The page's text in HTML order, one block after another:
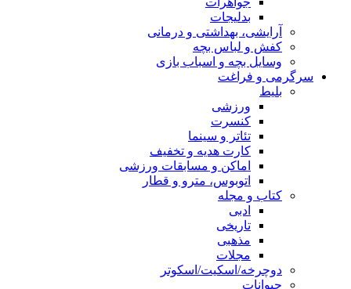
بدلیجات
آرایشی، بهداشتی و درمانی
کفش و لباس بچه
وسایل بچه و اسباب بازی
سرگرمی و فراغت
بلیط
ورزشی
کنسرت
تئاتر و سینما
کارت هدیه و تخفیف
اماکن و مسابقات ورزشی
اتوبوس، مترو و قطار
کتاب و مجله
ادبی
تاریخی
مذهبی
مجلات
دوچرخه/اسکیت/اسکوتر
حیوانات